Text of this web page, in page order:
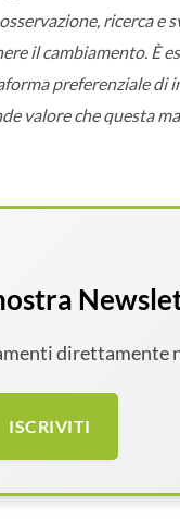
ricerca e
il cambiamento. È
preferenziale di
valore che questa
direttamente
ISCRIVITI